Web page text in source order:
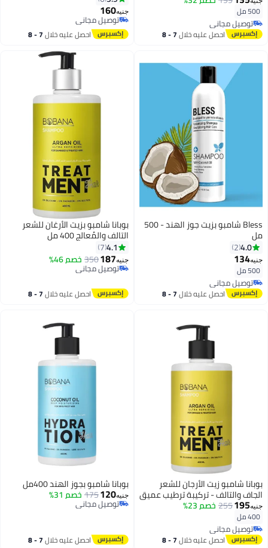
500 مل
توصيل مجاني
توصيل مجانياحصل عليه خلال 7 - 8
جنيه160
توصيل مجاني
توصيل مجانياحصل عليه خلال 7 - 8
Bless شامبو بزيت جوز الهند - 500
مل
4.0
2
جنيه134
500 مل
توصيل مجاني
توصيل مجانياحصل عليه خلال 7 - 8
بوبانا شامبو بزيت الأرغان للشعر
التالف والمُعالج 400 مل
4.1
7
جنيه187
350 خصم 46%
توصيل مجاني
توصيل مجاني
احصل عليه خلال 7 - 8
بوبانا شامبو زيت الأرجان للشعر
الجاف والتالف - تركيبة ترطيب عميق
وإصلاح - 400 مل
جنيه195
255 خصم 23%
400 مل
توصيل مجاني
توصيل مجانياحصل عليه خلال 7 - 8
بوبانا شامبو بجوز الهند 400مل
جنيه120
175 خصم 31%
توصيل مجاني
توصيل مجاني
احصل عليه خلال 7 - 8